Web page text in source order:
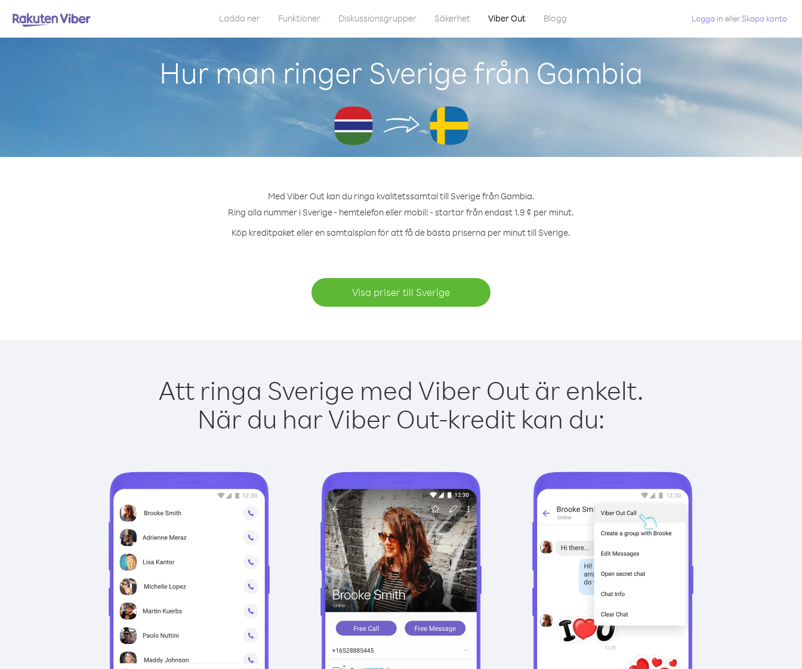
Ladda ner Funktioner Diskussionsgrupper Säkerhet Viber Out Blogg Logga in eller Skapa konto
Hur man ringer Sverige från Gambia
Med Viber Out kan du ringa kvalitetssamtal till Sverige från Gambia.
Ring alla nummer i Sverige - hemtelefon eller mobil! - startar från endast 1.9 ¢ per minut.
Köp kreditpaket eller en samtalsplan för att få de bästa priserna per minut till Sverige.
Visa priser till Sverige
Att ringa Sverige med Viber Out är enkelt.
När du har Viber Out-kredit kan du: